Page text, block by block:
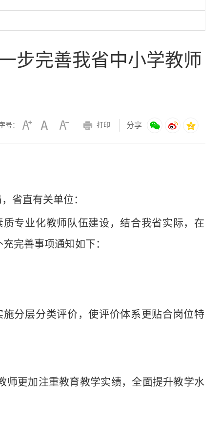
步完善我省中小学教师
号： 打印 分享
省直有关单位：
专业化教师队伍建设，结合我省实际，在
完善事项通知如下：
施分层分类评价，使评价体系更贴合岗位特
师更加注重教育教学实绩，全面提升教学水